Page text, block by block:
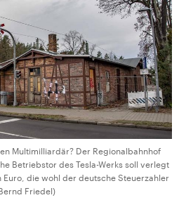
Multimilliardär? Der Regionalbahnhof
Betriebstor des Tesla-Werks soll verlegt
die wohl der deutsche Steuerzahler
Friedel)